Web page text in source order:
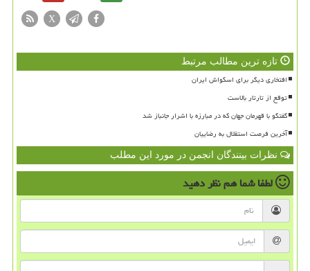
X
تازه ترین مطالب مرتبط
افتخاری دیگر برای اسکواش ایران
توقع از تارتار بالاست
گفتگو با قهرمان جهان که در مبارزه با اشرار جانباز شد
آخرین فرصت استقلال به رضاییان
نظرات بینندگان انجمن در مورد این مطلب
لطفا شما همنظر دهید